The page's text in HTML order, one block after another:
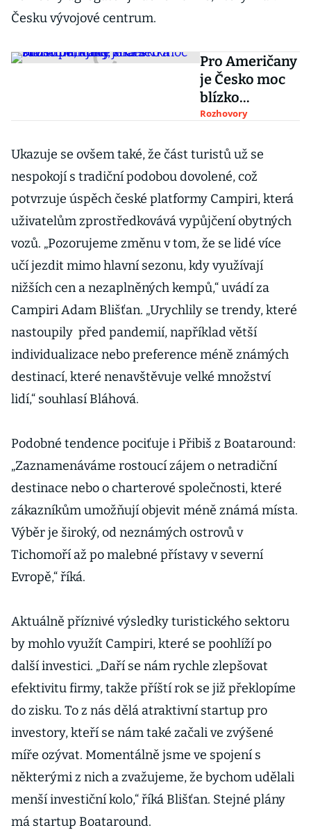
Česku vývojové centrum.
Pro Američany
je Česko moc
blízko
Ukrajině, říká
startupu, který
shání turistům
řidiče
Rozhovory
Ukazuje se ovšem také, že část turistů už se
nespokojí s tradiční podobou dovolené, což
potvrzuje úspěch české platformy Campiri, která
uživatelům zprostředkovává vypůjčení obytných
vozů. „Pozorujeme změnu v tom, že se lidé více
učí jezdit mimo hlavní sezonu, kdy využívají
nižších cen a nezaplněných kempů,“ uvádí za
Campiri Adam Blišťan. „Urychlily se trendy, které
nastoupily před pandemií, například větší
individualizace nebo preference méně známých
destinací, které nenavštěvuje velké množství
lidí,“ souhlasí Bláhová.
Podobné tendence pociťuje i Přibiš z Boataround:
„Zaznamenáváme rostoucí zájem o netradiční
destinace nebo o charterové společnosti, které
zákazníkům umožňují objevit méně známá místa.
Výběr je široký, od neznámých ostrovů v
Tichomoří až po malebné přístavy v severní
Evropě,“ říká.
Aktuálně příznivé výsledky turistického sektoru
by mohlo využít Campiri, které se poohlíží po
další investici. „Daří se nám rychle zlepšovat
efektivitu firmy, takže příští rok se již překlopíme
do zisku. To z nás dělá atraktivní startup pro
investory, kteří se nám také začali ve zvýšené
míře ozývat. Momentálně jsme ve spojení s
některými z nich a zvažujeme, že bychom udělali
menší investiční kolo,“ říká Blišťan. Stejné plány
má startup Boataround.